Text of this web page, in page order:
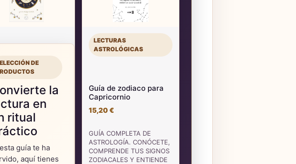
DE
la
en
ritual
guía te ha
aquí tienes
LECTURAS
ASTROLÓGICAS
Guía de zodiaco para
Capricornio
15,20 €
GUÍA COMPLETA DE
ASTROLOGÍA. CONÓCETE,
COMPRENDE TUS SIGNOS
ZODIACALES Y ENTIENDE